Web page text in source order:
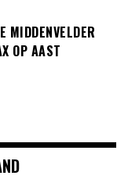
MIDDENVELDER
OP AAST